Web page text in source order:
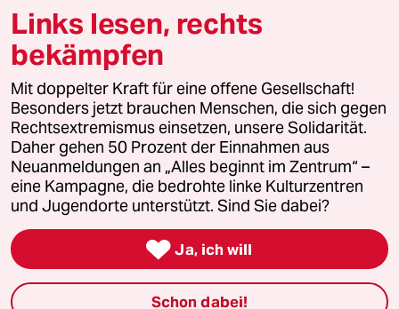
© 2026 taz Verlags und Vertriebs GmbH
Alle Rechte vorbehalten. Bei rechtlichen Fragen oder für Genehmigungen
wenden Sie sich bitte an
lizenzen@taz.de
Feedback Redaktionsstatut Kommune-Richtlinien
Leitlinie Informant Datenschutz Impressum AGB
Seitenwende Einwilligungen widerrufen (Ads)
Links lesen, rechts
bekämpfen
Mit doppelter Kraft für eine offene Gesellschaft!
Besonders jetzt brauchen Menschen, die sich gegen
Rechtsextremismus einsetzen, unsere Solidarität.
Daher gehen 50 Prozent der Einnahmen aus
Neuanmeldungen an „Alles beginnt im Zentrum“ –
eine Kampagne, die bedrohte linke Kulturzentren
und Jugendorte unterstützt. Sind Sie dabei?
 Ja, ich will
Schon dabei!